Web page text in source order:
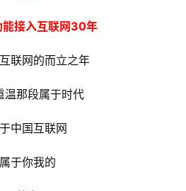
能接入互联网30年
联网的而立之年
温那段属于时代
中国互联网
属于你我的